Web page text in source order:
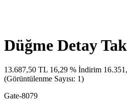
Düğme Detay
13.687,50 TL 16,29 % İndirim
(Görüntülenme Sayısı: 1)
Gate-8079